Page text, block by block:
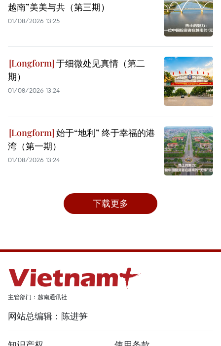
越南”美美与共（第三期）
01/08/2026 13:25
于细微处见真情（第二
期）
01/08/2026 13:24
始于“地利” 终于幸福的港
湾（第一期）
01/08/2026 13:24
下载更多
主管部门：越南通讯社
网站总编辑：陈进笋